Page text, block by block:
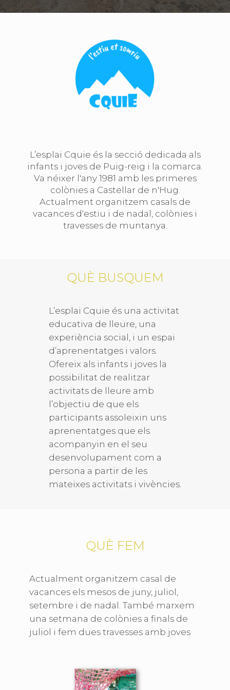
L’esplai Cquie és la secció dedicada als
infants i joves de Puig-reig i la comarca.
Va néixer l'any 1981 amb les primeres
colònies a Castellar de n'Hug.
Actualment organitzem casals de
vacances d'estiu i de nadal, colònies i
travesses de muntanya.
QUÈ BUSQUEM
L’esplai Cquie és una activitat
educativa de lleure, una
experiència social, i un espai
d’aprenentatges i valors.
Ofereix als infants i joves la
possibilitat de realitzar
activitats de lleure amb
l’objectiu de que els
participants assoleixin uns
aprenentatges que els
acompanyin en el seu
desenvolupament com a
persona a partir de les
mateixes activitats i vivències.
QUÈ FEM
Actualment organitzem casal de
vacances els mesos de juny, juliol,
setembre i de nadal. També marxem
una setmana de colònies a finals de
juliol i fem dues travesses amb joves